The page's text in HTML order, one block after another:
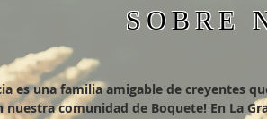
SOBRE
es una familia amigable de creyentes
nuestra comunidad de Boquete! En La